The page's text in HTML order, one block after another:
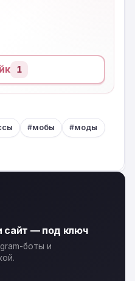
1
мобы моды
сайт — под ключ
боты и